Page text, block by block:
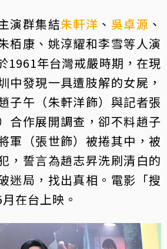
演群集結朱軒洋 、 吳卓源 、
栢康、姚淳耀和李雪等人演
1961年台灣戒嚴時期，在現
中發現一具遭肢解的女屍，
子午（朱軒洋飾）與記者張
合作展開調查，卻不料趙子
軍（張世飾）被捲其中，被
，誓言為趙志昇洗刷清白的
迷局，找出真相。電影「搜
在台上映。